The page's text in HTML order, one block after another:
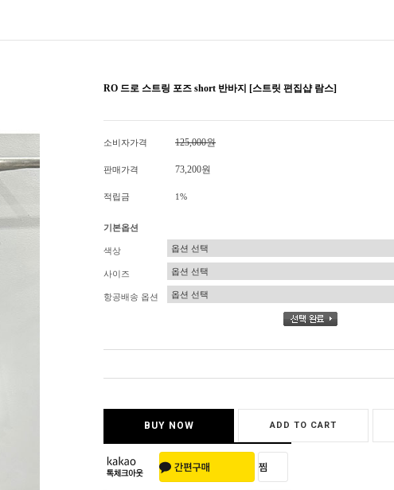
RO 드로 스트링 포즈 short 반바지 [스트릿 편집샵 람스]
소비자가격 125,000원
판매가격 73,200원
적립금 1%
기본옵션
색상
사이즈
항공배송 옵션
BUY NOW ADD TO CART